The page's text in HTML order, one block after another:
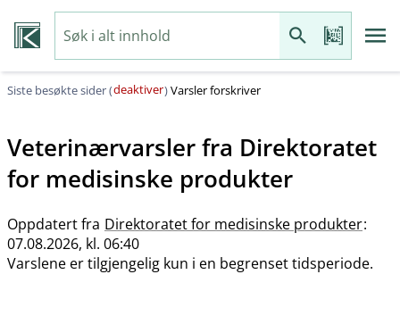
Siste besøkte sider (deaktiver)Varsler forskriver
Veterinærvarsler fra Direktoratet
for medisinske produkter
Oppdatert fra Direktoratet for medisinske produkter:
07.08.2026, kl. 06:40
Varslene er tilgjengelig kun i en begrenset tidsperiode.